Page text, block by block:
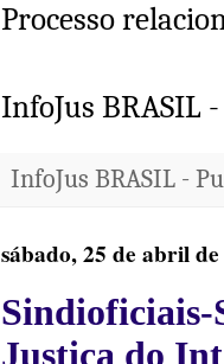
Processo
InfoJus BRASIL
InfoJus BRASIL -
sábado, 25 de abril
Sindioficiais-
Justiça do